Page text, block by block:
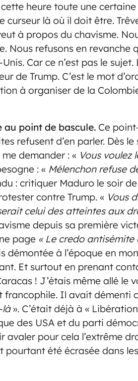
cette heure toute une
curseur là où il doit être.
à propos du chavisme.
Nous refusons en revanche
Car ce n’est pas le
de Trump. C’est le mot
à organiser de la
point de bascule. Ce
refusent d’en parler. Dès
demander : « Vous voulez
: « Mélenchon refuse
: critiquer Maduro le soir
contre Trump. « Vous
celui des atteintes aux
depuis sa première
page « Le credo antisémite
démontée à l’époque en
Et surtout en prenant
! J’étais même allé le
francophile. Il avait démenti
là». C’était déjà à «
des USA et du parti
avaler pour cela l’extrême
pourtant été écrasée dans